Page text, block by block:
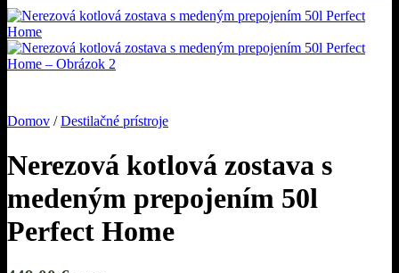
Domov / Destilačné prístroje
Nerezová kotlová zostava s
medeným prepojením 50l
Perfect Home